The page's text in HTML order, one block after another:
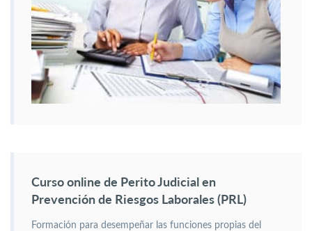
Curso online de Perito Judicial en
Prevención de Riesgos Laborales (PRL)
Formación para desempeñar las funciones propias del